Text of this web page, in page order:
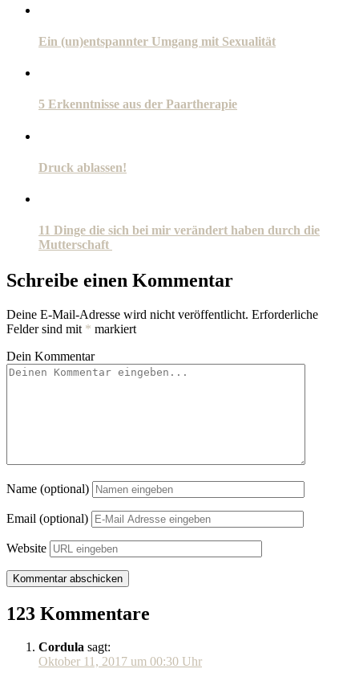
Ein (un)entspannter Umgang mit Sexualität
5 Erkenntnisse aus der Paartherapie
Druck ablassen!
11 Dinge die sich bei mir verändert haben durch die
Mutterschaft
Schreibe einen Kommentar
Deine E-Mail-Adresse wird nicht veröffentlicht. Erforderliche
Felder sind mit * markiert
Dein Kommentar
Name (optional)
Email (optional)
Website
123 Kommentare
Cordula sagt:
Oktober 11, 2017 um 00:30 Uhr